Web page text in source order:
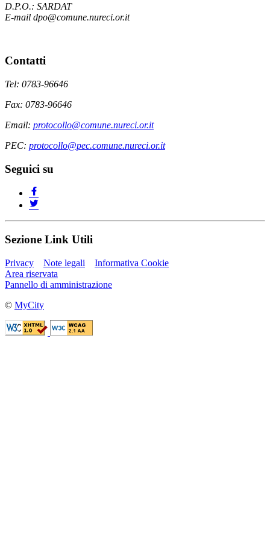
D.P.O.: SARDAT
E-mail dpo@comune.nureci.or.it
Contatti
Tel: 0783-96646
Fax: 0783-96646
Email: protocollo@comune.nureci.or.it
PEC: protocollo@pec.comune.nureci.or.it
Seguici su
Sezione Link Utili
Privacy Note legali
Informativa Cookie
Area riservata
Pannello di amministrazione
© MyCity